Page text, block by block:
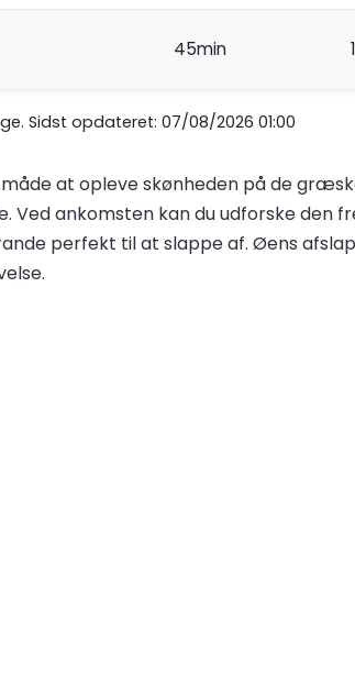
45min
Sidst opdateret: 07/08/2026 01:00
at opleve skønheden på de
Ved ankomsten kan du udforske
perfekt til at slappe af. Øens